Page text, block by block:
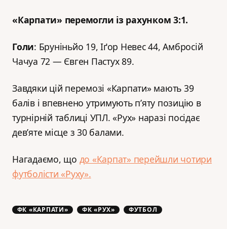
«Карпати» перемогли із рахунком 3:1.
Голи: Бруніньйо 19, Іґор Невес 44, Амбросій
Чачуа 72 — Євген Пастух 89.
Завдяки цій перемозі «Карпати» мають 39
балів і впевнено утримують п’яту позицію в
турнірній таблиці УПЛ. «Рух» наразі посідає
дев’яте місце з 30 балами.
Нагадаємо, що до «Карпат» перейшли чотири
футболісти «Руху».
ФК «КАРПАТИ» ФК «РУХ» ФУТБОЛ